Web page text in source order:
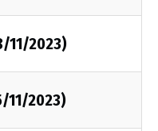
11/2023)
11/2023)